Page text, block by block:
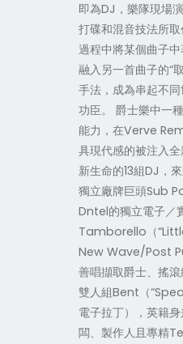
即為DJ，樂隊現場
打碟和混音技法所
過程中將某個曲子
融入另一首曲子的“
手法，成為串起不
功臣。 爵士樂中一
能力，在Verve
具現代感的被注入
新生命的13組DJ，
獨立廠牌巨頭Sub
Dntel的獨立電子／
Tamborello（
New Wave/Post
善唱擷取爵士、搖
雙人組Bent（
電子拉丁），英籍
闆、製作人且專精